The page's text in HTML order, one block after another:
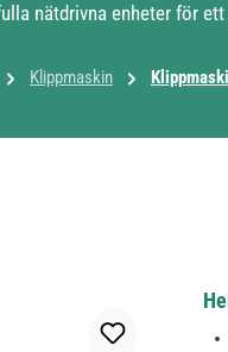
nätdrivna enheter för
Klippmaskin